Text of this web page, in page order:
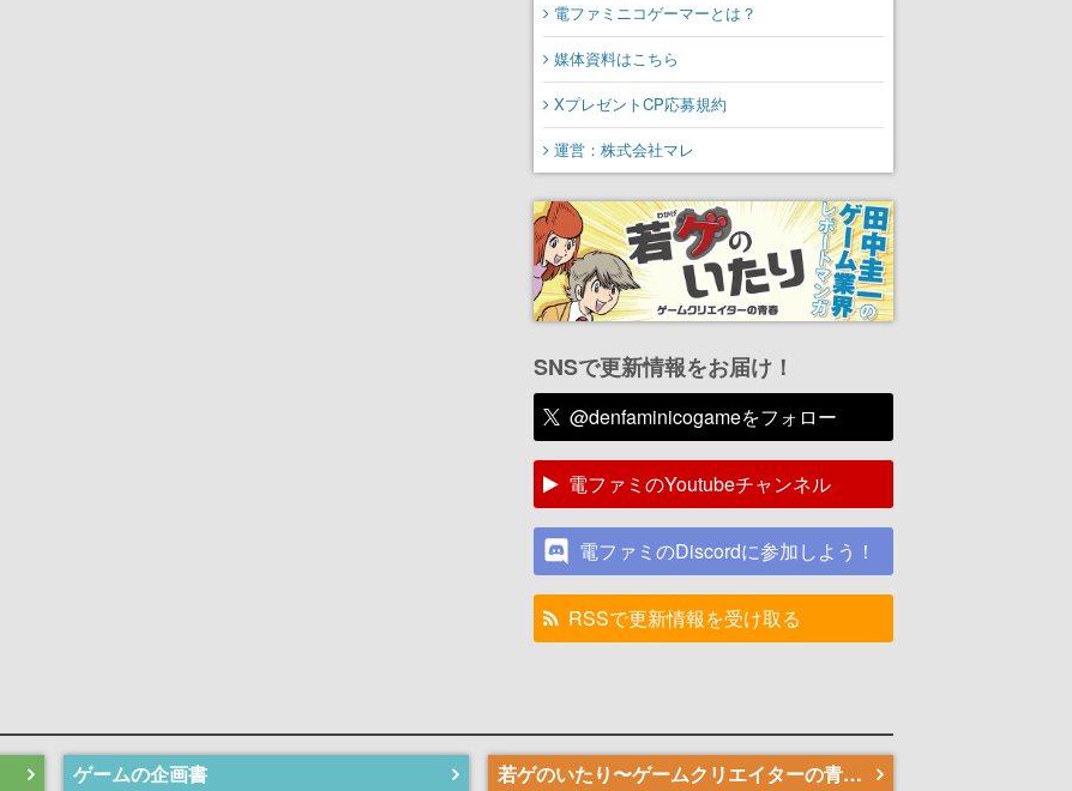
電ファミニコゲーマーとは？
媒体資料はこちら
XプレゼントCP応募規約
運営：株式会社マレ
SNSで更新情報をお届け！
@denfaminicogameをフォロー
電ファミのYoutubeチャンネル
電ファミのDiscordに参加しよう！
RSSで更新情報を受け取る
ゲームの企画書 若ゲのいたり〜ゲームクリエイターの青春〜